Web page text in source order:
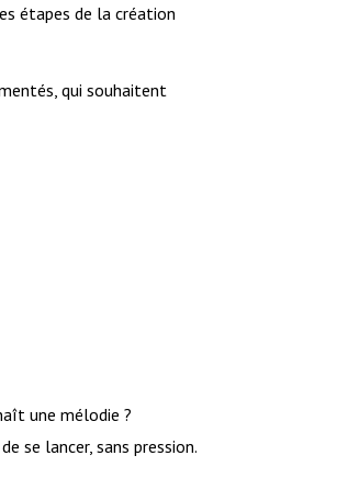
étapes de la création
qui souhaitent
une mélodie ?
se lancer, sans pression.